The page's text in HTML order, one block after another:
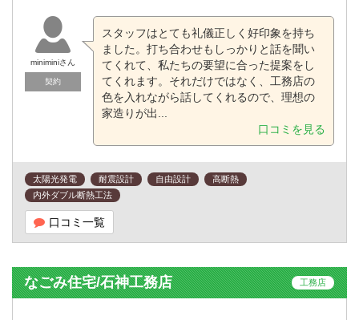
miniminiさん
契約
スタッフはとても礼儀正しく好印象を持ち
ました。打ち合わせもしっかりと話を聞い
てくれて、私たちの要望に合った提案をし
てくれます。それだけではなく、工務店の
色を入れながら話してくれるので、理想の
家造りが出...
口コミを見る
太陽光発電 耐震設計 自由設計
高断熱
内外ダブル断熱工法
口コミ一覧
なごみ住宅/石神工務店 工務店